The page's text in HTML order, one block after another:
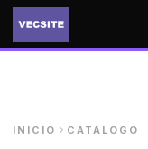
INICIO CATÁLOGO